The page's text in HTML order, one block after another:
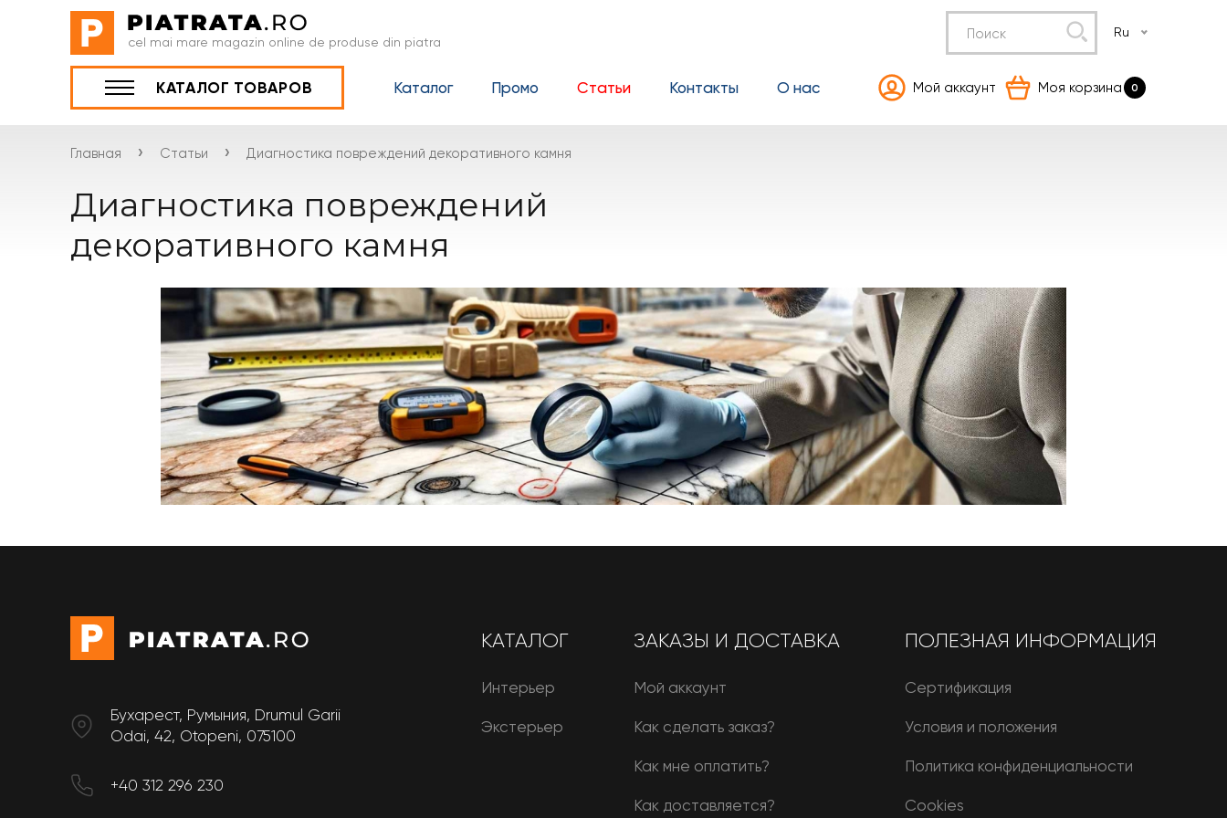
cel mai mare magazin online de produse din piatra
Ru
КАТАЛОГ ТОВАРОВ Каталог Промо Статьи Контакты О нас Мой аккаунт Моя корзина 0
Главная › Статьи › Диагностика повреждений декоративного камня
Диагностика повреждений
декоративного камня
Бухарест, Румыния, Drumul Garii
Odai, 42, Otopeni, 075100
+40 312 296 230
КАТАЛОГ
Интерьер
Экстерьер
ЗАКАЗЫ И ДОСТАВКА
Мой аккаунт
Как сделать заказ?
Как мне оплатить?
Как доставляется?
ПОЛЕЗНАЯ ИНФОРМАЦИЯ
Сертификация
Условия и положения
Политика конфиденциальности
Cookies